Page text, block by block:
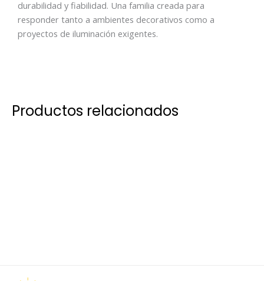
durabilidad y fiabilidad. Una familia creada para
responder tanto a ambientes decorativos como a
proyectos de iluminación exigentes.
Productos relacionados